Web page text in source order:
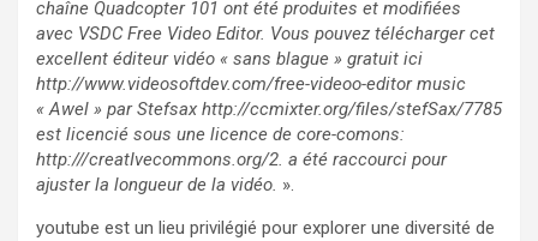
chaîne Quadcopter 101 ont été produites et modifiées
avec VSDC Free Video Editor. Vous pouvez télécharger cet
excellent éditeur vidéo « sans blague » gratuit ici
http://www.videosoftdev.com/free-videoo-editor music
« Awel » par Stefsax http://ccmixter.org/files/stefSax/7785
est licencié sous une licence de core-comons:
http:///creatIvecommons.org/2. a été raccourci pour
ajuster la longueur de la vidéo. ».
youtube est un lieu privilégié pour explorer une diversité de